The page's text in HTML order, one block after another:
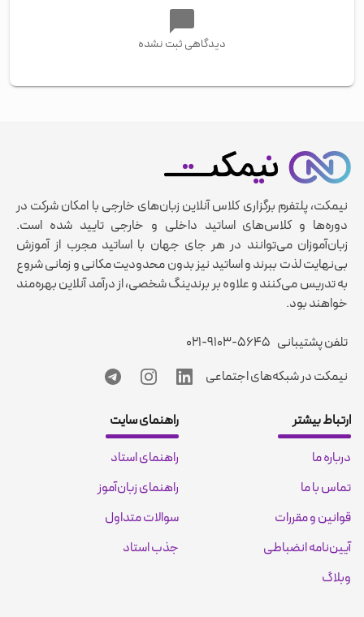
دیدگاهی ثبت نشده
نیمکت، پلتفرم برگزاری کلاس آنلاین زبان‌های خارجی با امکان شرکت در
دوره‌ها و کلاس‌های اساتید داخلی و خارجی تایید شده است.
زبان‌آموزان می‌توانند در هر جای جهان با اساتید مجرب از آموزش
بی‌نهایت لذت ببرند و اساتید نیز بدون محدودیت مکانی و زمانی شروع
به تدریس می‌کنند و علاوه بر برندینگ شخصی، از درآمد آنلاین بهره‌مند
خواهند بود.
تلفن پشتیبانی ۰۲۱-۹۱۰۳-۵۶۴۵
نیمکت در شبکه‌های اجتماعی
ارتباط بیشتر
درباره ما
تماس با ما
قوانین و مقررات
آیین‌نامه انضباطی
وبلاگ
راهنمای سایت
راهنمای استاد
راهنمای زبان‌آموز
سوالات متداول
جذب استاد